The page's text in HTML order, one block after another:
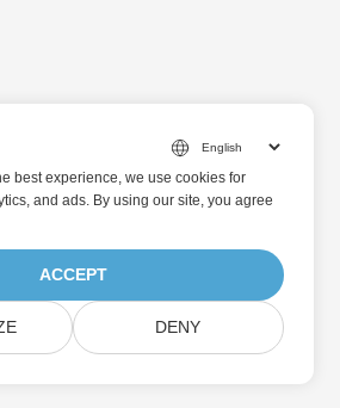
best experience, we use cookies for
and ads. By using our site, you agree
ACCEPT
DENY